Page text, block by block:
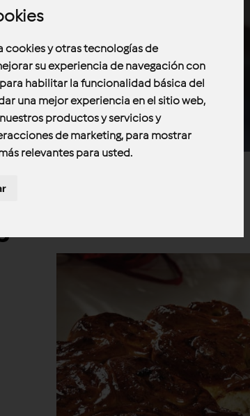
cookies y otras tecnologías de
su experiencia de navegación con
para habilitar la funcionalidad básica del
una mejor experiencia en el sitio web,
productos y servicios y
de marketing, para mostrar
relevantes para usted.